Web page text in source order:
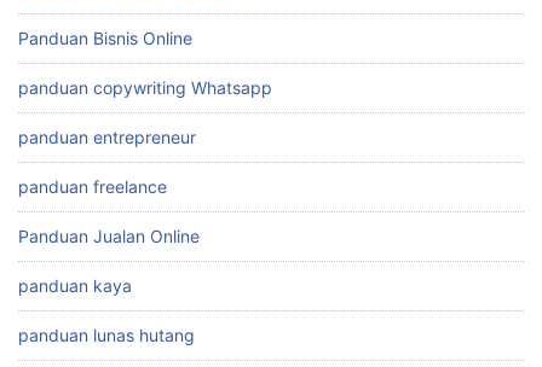
Panduan Bisnis Online
panduan copywriting Whatsapp
panduan entrepreneur
panduan freelance
Panduan Jualan Online
panduan kaya
panduan lunas hutang